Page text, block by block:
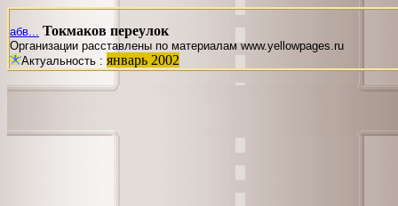
абв... Токмаков переулок
Организации расставлены по материалам www.yellowpages.ru
Актуальность : январь 2002